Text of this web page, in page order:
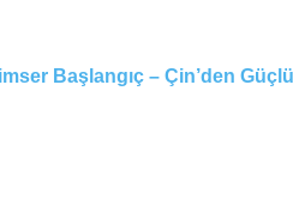
Başlangıç – Çin’den